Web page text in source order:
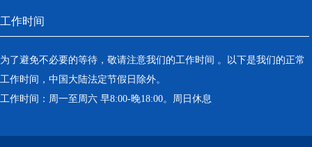
工作时间
为了避免不必要的等待，敬请注意我们的工作时间 。以下是我们的正常
工作时间，中国大陆法定节假日除外。
工作时间：周一至周六 早8:00-晚18:00。周日休息